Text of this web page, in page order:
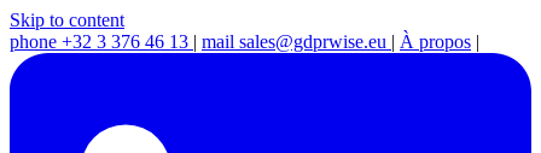
Skip to content
phone +32 3 376 46 13 | mail sales@gdprwise.eu | À propos |